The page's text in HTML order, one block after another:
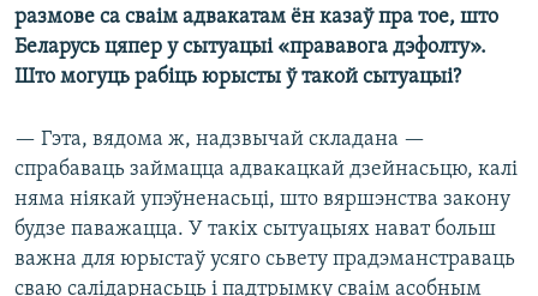
размове са сваім адвакатам ён казаў пра тое, што
Беларусь цяпер у сытуацыі «прававога дэфолту».
Што могуць рабіць юрысты ў такой сытуацыі?
— Гэта, вядома ж, надзвычай складана —
спрабаваць займацца адвакацкай дзейнасьцю, калі
няма ніякай упэўненасьці, што вяршэнства закону
будзе паважацца. У такіх сытуацыях нават больш
важна для юрыстаў усяго сьвету прадэманстраваць
сваю салідарнасьць і падтрымку сваім асобным